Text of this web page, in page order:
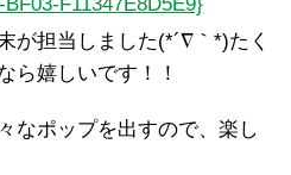
が担当しました(*´∇｀*)たく
ら嬉しいです！！
なポップを出すので、楽し